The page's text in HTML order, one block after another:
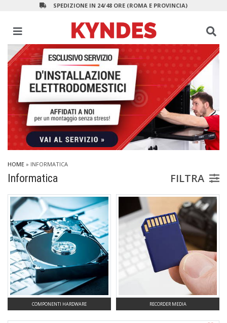
SPEDIZIONE IN 24/48 ORE (ROMA E PROVINCIA)
HOME » INFORMATICA
Informatica FILTRA
RECORDER MEDIA PERIFERICHE PC